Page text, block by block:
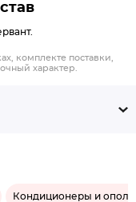
комплекте поставки,
характер.
Кондиционеры и